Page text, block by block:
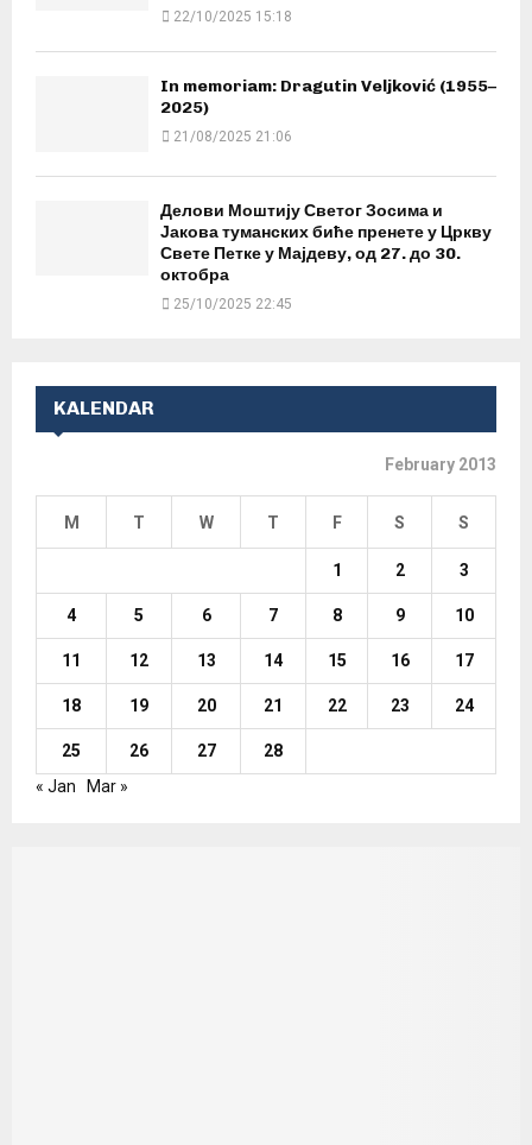
22/10/2025 15:18
In memoriam: Dragutin Veljković (1955–
2025)
21/08/2025 21:06
Делови Моштију Светог Зосима и
Јакова туманских биће пренете у Цркву
Свете Петке у Мајдеву, од 27. до 30.
октобра
25/10/2025 22:45
KALENDAR
February 2013
M T W T F S S
1 2 3
4 5 6 7 8 9 10
11 12 13 14 15 16 17
18 19 20 21 22 23 24
25 26 27
28
« Jan
Mar »